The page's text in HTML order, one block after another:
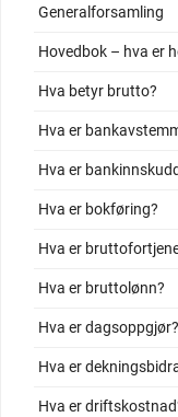
Generalforsamling
Hovedbok – hva er
Hva betyr brutto?
Hva er
Hva er
Hva er bokføring?
Hva er
Hva er bruttolønn?
Hva er dagsoppgjør?
Hva er
Hva er